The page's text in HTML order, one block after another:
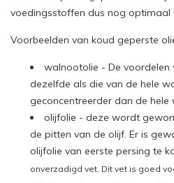
voedingsstoffen dus nog optimaal
Voorbeelden van koud geperste
walnootolie - De voordelen
dezelfde als die van de hele
geconcentreerder dan de hele
olijfolie - deze wordt
de pitten van de olijf. Er is
olijfolie van eerste persing te
onverzadigd vet. Dit vet is goed